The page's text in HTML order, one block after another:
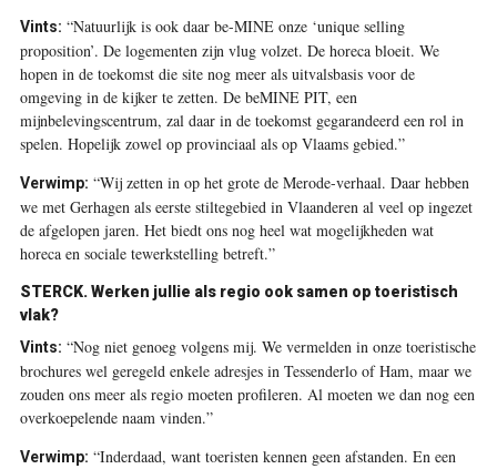
Vints: “Natuurlijk is ook daar be-MINE onze ‘unique selling
proposition’. De logementen zijn vlug volzet. De horeca bloeit. We
hopen in de toekomst die site nog meer als uitvalsbasis voor de
omgeving in de kijker te zetten. De beMINE PIT, een
mijnbelevingscentrum, zal daar in de toekomst gegarandeerd een rol in
spelen. Hopelijk zowel op provinciaal als op Vlaams gebied.”
Verwimp: “Wij zetten in op het grote de Merode-verhaal. Daar hebben
we met Gerhagen als eerste stiltegebied in Vlaanderen al veel op ingezet
de afgelopen jaren. Het biedt ons nog heel wat mogelijkheden wat
horeca en sociale tewerkstelling betreft.”
STERCK.Werken jullie als regio ook samen op toeristisch
vlak?
Vints: “Nog niet genoeg volgens mij. We vermelden in onze toeristische
brochures wel geregeld enkele adresjes in Tessenderlo of Ham, maar we
zouden ons meer als regio moeten profileren. Al moeten we dan nog een
overkoepelende naam vinden.”
Verwimp: “Inderdaad, want toeristen kennen geen afstanden. En een